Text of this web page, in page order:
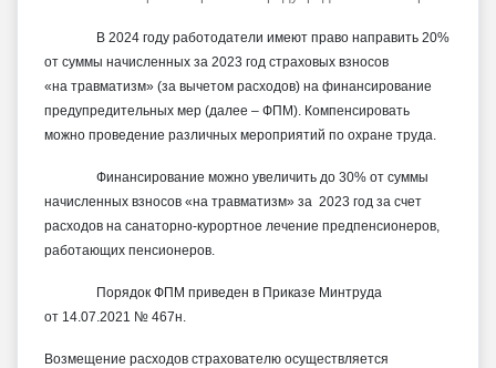
В 2024 году работодатели имеют право направить 20%
от суммы начисленных за 2023 год страховых взносов
«на травматизм» (за вычетом расходов) на финансирование
предупредительных мер (далее – ФПМ). Компенсировать
можно проведение различных мероприятий по охране труда.
Финансирование можно увеличить до 30% от суммы
начисленных взносов «на травматизм» за 2023 год за счет
расходов на санаторно-курортное лечение предпенсионеров,
работающих пенсионеров.
Порядок ФПМ приведен в Приказе Минтруда
от 14.07.2021 № 467н.
Возмещение расходов страхователю осуществляется